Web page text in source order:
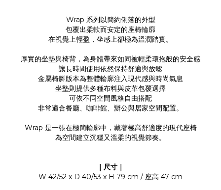
Wrap 系列以簡約俐落的外型
包覆出柔軟而安定的座椅輪廓
在視覺上輕盈，坐感上卻極為溫潤踏實。
厚實的坐墊與椅背，為身體帶來如同被輕柔環抱般的安全感
讓長時間使用依然保持舒適與放鬆
金屬椅腳版本為整體輪廓注入現代感與時尚氣息
坐墊則提供多種布料與皮革包覆選擇
可依不同空間風格自由搭配
非常適合餐廳、咖啡館、辦公與居家空間配置。
Wrap 是一張在極簡輪廓中，藏著極高舒適度的現代座椅
為空間建立沉穩又溫柔的視覺節奏。
｜尺寸｜
W 42/52 x D 40/53 x H 79 cm / 座高 47 cm